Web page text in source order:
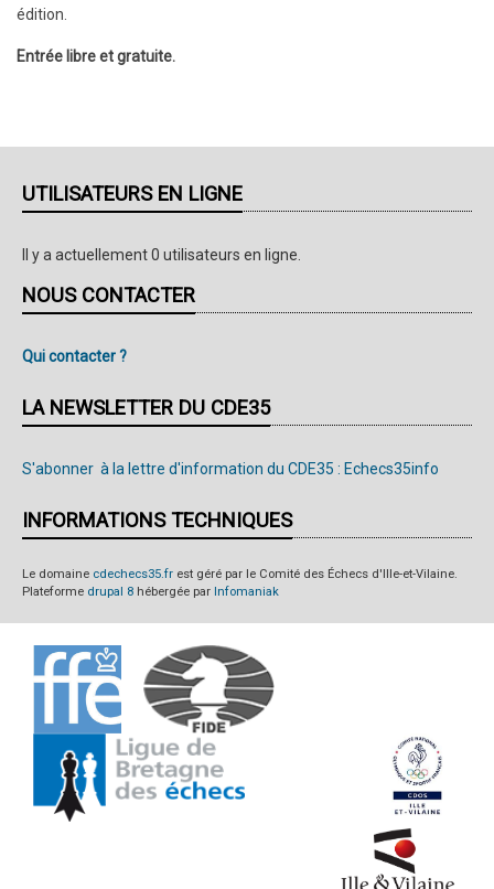
édition.
Entrée libre et gratuite.
UTILISATEURS EN LIGNE
Il y a actuellement 0 utilisateurs en ligne.
NOUS CONTACTER
Qui contacter ?
LA NEWSLETTER DU CDE35
S'abonner à la lettre d'information du CDE35 : Echecs35info
INFORMATIONS TECHNIQUES
Le domaine cdechecs35.fr est géré par le Comité des Échecs d'Ille-et-Vilaine.
Plateforme drupal 8 hébergée par Infomaniak